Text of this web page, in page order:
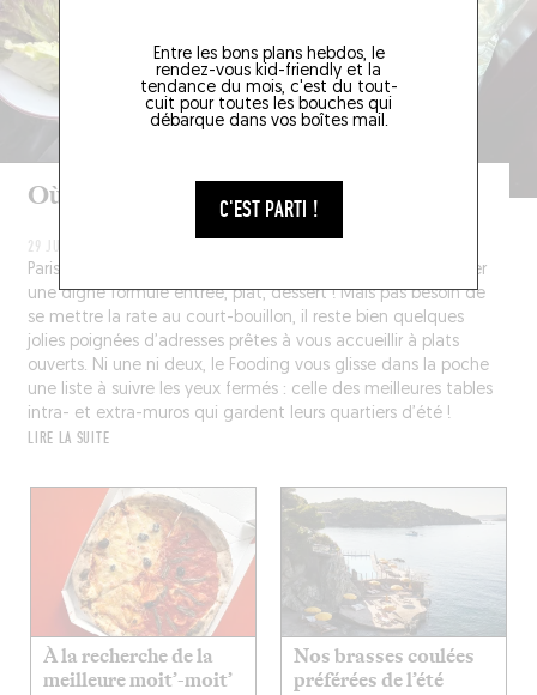
Entre les bons plans hebdos, le
rendez-vous kid-friendly et la
tendance du mois, c'est du tout-
cuit pour toutes les bouches qui
débarque dans vos boîtes mail.
C'EST PARTI !
Où manger en août à Paris ?
29 JUIL. 2026
Paris presque désert, c’est super... reste à savoir où boulotter
une digne formule entrée, plat, dessert ! Mais pas besoin de
se mettre la rate au court-bouillon, il reste bien quelques
jolies poignées d’adresses prêtes à vous accueillir à plats
ouverts. Ni une ni deux, le Fooding vous glisse dans la poche
une liste à suivre les yeux fermés : celle des meilleures tables
intra- et extra-muros qui gardent leurs quartiers d’été !
LIRE LA SUITE
À la recherche de la
meilleure moit’-moit’
Nos brasses coulées
préférées de l’été